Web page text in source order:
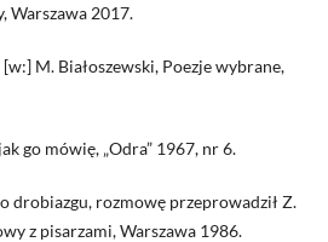
Warszawa 2017.
M. Białoszewski, Poezje wybrane,
go mówię, „Odra” 1967, nr 6.
drobiazgu, rozmowę przeprowadził Z.
z pisarzami, Warszawa 1986.